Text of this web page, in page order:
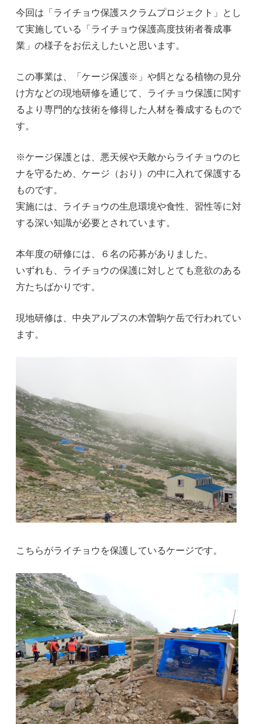
今回は「ライチョウ保護スクラムプロジェクト」とし
て実施している「ライチョウ保護高度技術者養成事
業」の様子をお伝えしたいと思います。
この事業は、「ケージ保護※」や餌となる植物の見分
け方などの現地研修を通じて、ライチョウ保護に関す
るより専門的な技術を修得した人材を養成するもので
す。
※ケージ保護とは、悪天候や天敵からライチョウのヒ
ナを守るため、ケージ（おり）の中に入れて保護する
ものです。
実施には、ライチョウの生息環境や食性、習性等に対
する深い知識が必要とされています。
本年度の研修には、６名の応募がありました。
いずれも、ライチョウの保護に対しとても意欲のある
方たちばかりです。
現地研修は、中央アルプスの木曽駒ケ岳で行われてい
ます。
こちらがライチョウを保護しているケージです。